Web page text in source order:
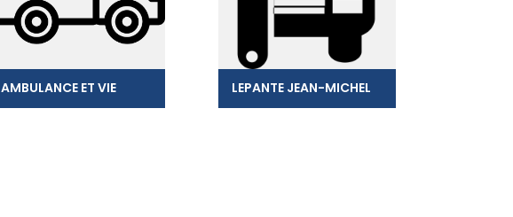
AMBULANCE ET VIE LEPANTE JEAN-MICHEL